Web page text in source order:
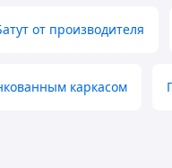
от производителя
каркасом